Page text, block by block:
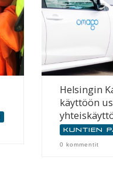
Helsingin
käyttöön
Kuntien
0 kommentit